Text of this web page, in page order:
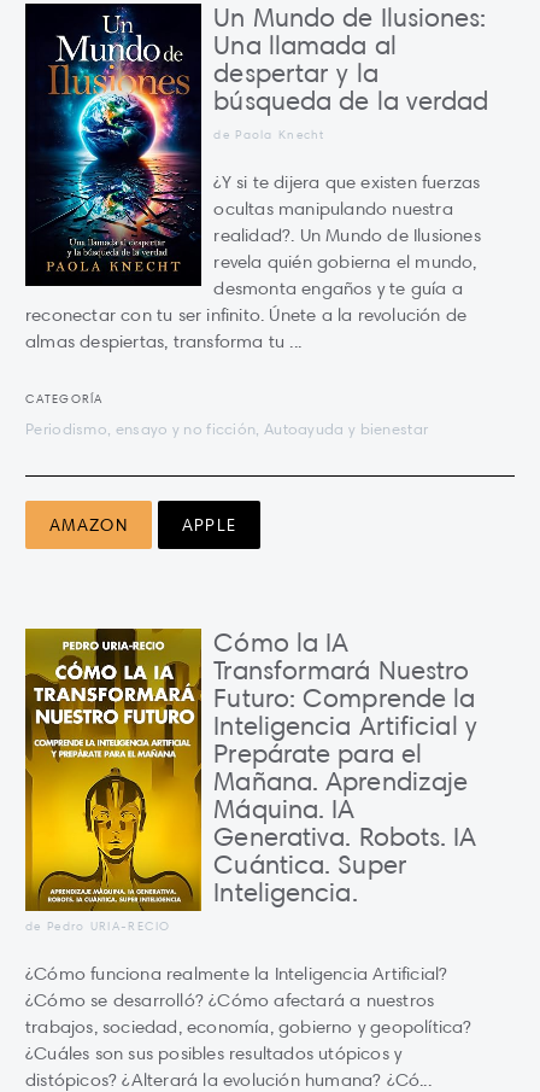
Un Mundo de Ilusiones:
Una llamada al
despertar y la
búsqueda de la verdad
de Paola Knecht
¿Y si te dijera que existen fuerzas
ocultas manipulando nuestra
realidad?. Un Mundo de Ilusiones
revela quién gobierna el mundo,
desmonta engaños y te guía a
reconectar con tu ser infinito. Únete a la revolución de
almas despiertas, transforma tu ...
CATEGORÍA
Periodismo, ensayo y no ficción, Autoayuda y bienestar
AMAZON APPLE
Cómo la IA
Transformará Nuestro
Futuro: Comprende la
Inteligencia Artificial y
Prepárate para el
Mañana. Aprendizaje
Máquina. IA
Generativa. Robots. IA
Cuántica. Super
Inteligencia.
de Pedro URIA-RECIO
¿Cómo funciona realmente la Inteligencia Artificial?
¿Cómo se desarrolló? ¿Cómo afectará a nuestros
trabajos, sociedad, economía, gobierno y geopolítica?
¿Cuáles son sus posibles resultados utópicos y
distópicos? ¿Alterará la evolución humana? ¿Có...